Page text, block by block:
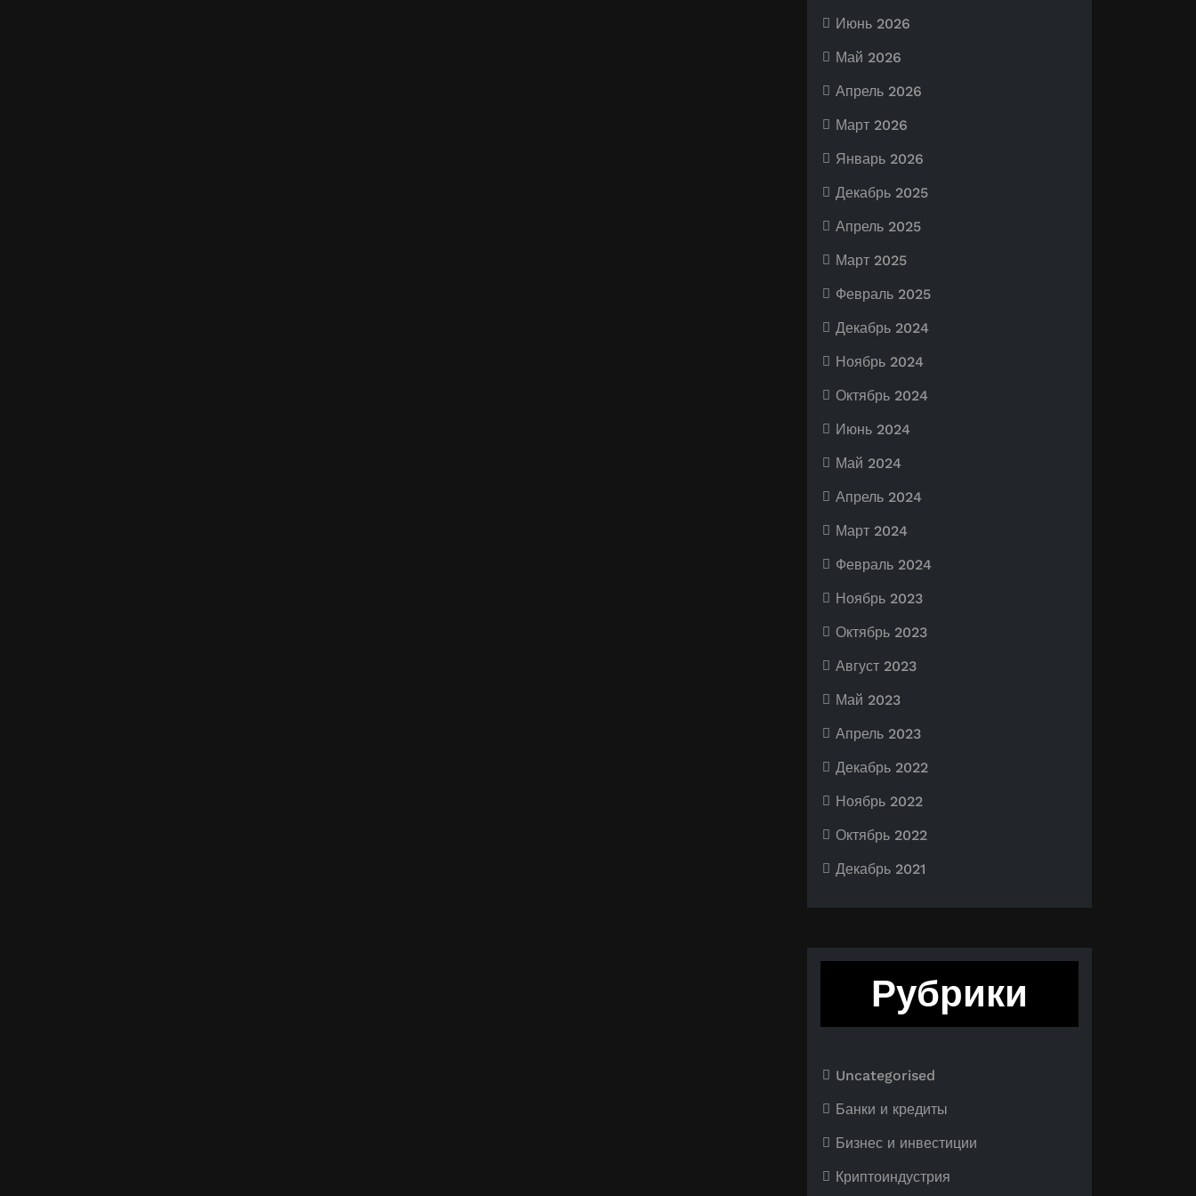
Июнь 2026
Май 2026
Апрель 2026
Март 2026
Январь 2026
Декабрь 2025
Апрель 2025
Март 2025
Февраль 2025
Декабрь 2024
Ноябрь 2024
Октябрь 2024
Июнь 2024
Май 2024
Апрель 2024
Март 2024
Февраль 2024
Ноябрь 2023
Октябрь 2023
Август 2023
Май 2023
Апрель 2023
Декабрь 2022
Ноябрь 2022
Октябрь 2022
Декабрь 2021
Рубрики
Uncategorised
Банки и кредиты
Бизнес и инвестиции
Криптоиндустрия